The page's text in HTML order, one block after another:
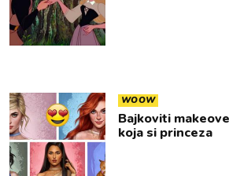
WOOW
Bajkoviti
koja si princeza